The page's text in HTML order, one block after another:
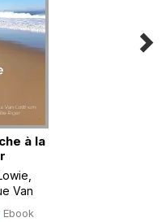
à la
Van
Ebook